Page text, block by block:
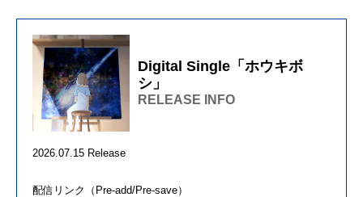
Digital Single「ホウキボ
シ」
RELEASE INFO
2026.07.15 Release
配信リンク（Pre-add/Pre-save）